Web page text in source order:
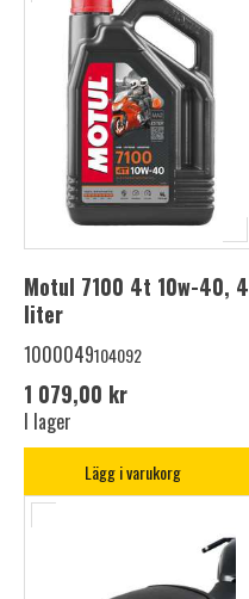
Motul 7100 4t 10w-40, 4
liter
1000049104092
1 079,00 kr
I lager
Lägg i varukorg